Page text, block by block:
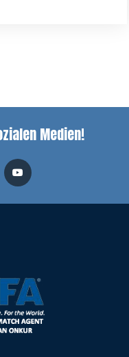
Medien!